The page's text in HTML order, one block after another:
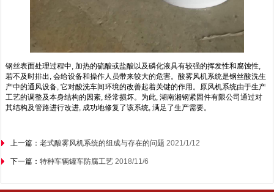
钢丝表面处理过程中, 加热的硫酸或盐酸以及磷化液具有较强的挥发性和腐蚀性,
若不及时排出, 会给设备和操作人员带来较大的危害。酸雾风机系统是钢丝酸洗生
产中的通风设备, 它对酸洗车间环境的改善起着关键的作用。原风机系统由于生产
工艺的调整及本身结构的因素, 经常损坏。为此, 湖南湘钢紧固件有限公司通过对
其结构及管路进行改进, 成功地修复了该系统, 满足了生产需要。
上一篇：老式酸雾风机系统的组成与存在的问题 2021/1/12
下一篇：特种车辆罐车防腐工艺 2018/11/6